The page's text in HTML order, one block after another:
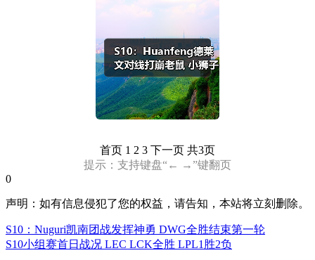
首页 1 2 3 下一页 共3页
提示：支持键盘“← →”键翻页
0
声明：如有信息侵犯了您的权益，请告知，本站将立刻删除。
S10：Nuguri凯南团战发挥神勇 DWG全胜结束第一轮
S10小组赛首日战况 LEC LCK全胜 LPL1胜2负